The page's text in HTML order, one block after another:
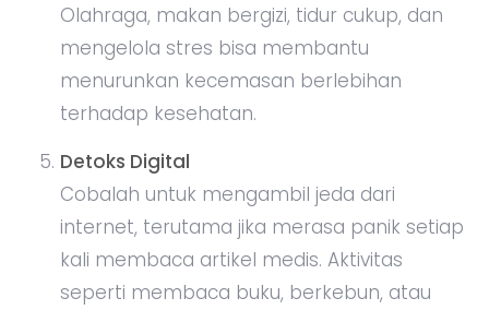
Olahraga, makan bergizi, tidur cukup, dan
mengelola stres bisa membantu
menurunkan kecemasan berlebihan
terhadap kesehatan.
Detoks Digital
Cobalah untuk mengambil jeda dari
internet, terutama jika merasa panik setiap
kali membaca artikel medis. Aktivitas
seperti membaca buku, berkebun, atau